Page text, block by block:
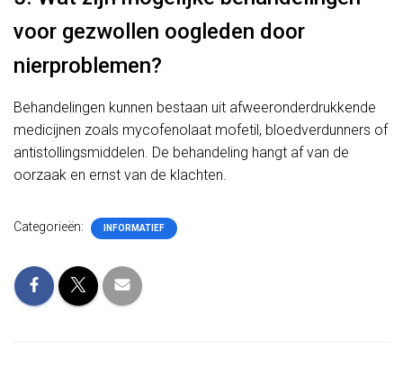
voor gezwollen oogleden door
nierproblemen?
Behandelingen kunnen bestaan uit afweeronderdrukkende
medicijnen zoals mycofenolaat mofetil, bloedverdunners of
antistollingsmiddelen. De behandeling hangt af van de
oorzaak en ernst van de klachten.
Categorieën: INFORMATIEF